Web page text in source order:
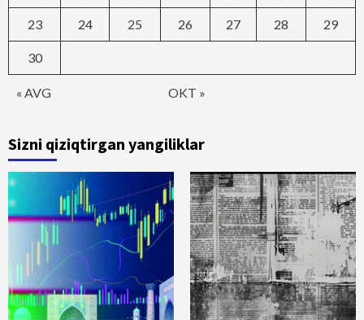
« AVG OKT »
23 24 25 26 27 28 29
30
Sizni qiziqtirgan yangiliklar